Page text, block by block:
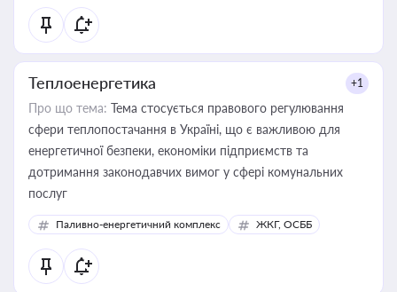
Теплоенергетика +1
Про що тема: Тема стосується правового регулювання
сфери теплопостачання в Україні, що є важливою для
енергетичної безпеки, економіки підприємств та
дотримання законодавчих вимог у сфері комунальних
послуг
Паливно-енергетичний комплекс ЖКГ, ОСББ